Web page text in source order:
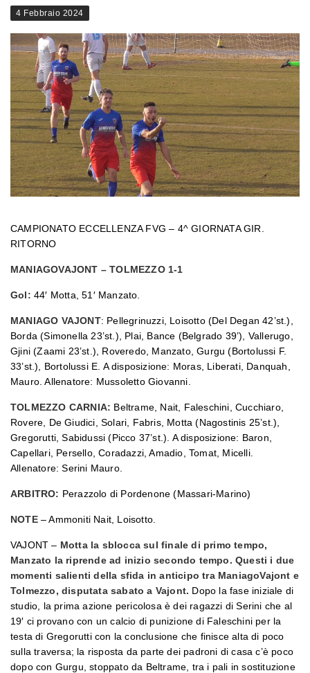
4 Febbraio 2024
CAMPIONATO ECCELLENZA FVG – 4^ GIORNATA GIR.
RITORNO
MANIAGOVAJONT – TOLMEZZO 1-1
Gol: 44′ Motta, 51′ Manzato.
MANIAGO VAJONT: Pellegrinuzzi, Loisotto (Del Degan 42’st.),
Borda (Simonella 23’st.), Plai, Bance (Belgrado 39’), Vallerugo,
Gjini (Zaami 23’st.), Roveredo, Manzato, Gurgu (Bortolussi F.
33’st.), Bortolussi E. A disposizione: Moras, Liberati, Danquah,
Mauro. Allenatore: Mussoletto Giovanni.
TOLMEZZO CARNIA: Beltrame, Nait, Faleschini, Cucchiaro,
Rovere, De Giudici, Solari, Fabris, Motta (Nagostinis 25’st.),
Gregorutti, Sabidussi (Picco 37’st.). A disposizione: Baron,
Capellari, Persello, Coradazzi, Amadio, Tomat, Micelli.
Allenatore: Serini Mauro.
ARBITRO: Perazzolo di Pordenone (Massari-Marino)
NOTE– Ammoniti Nait, Loisotto.
VAJONT – Motta la sblocca sul finale di primo tempo,
Manzato la riprende ad inizio secondo tempo. Questi i due
momenti salienti della sfida in anticipo tra ManiagoVajont e
Tolmezzo, disputata sabato a Vajont. Dopo la fase iniziale di
studio, la prima azione pericolosa è dei ragazzi di Serini che al
19′ ci provano con un calcio di punizione di Faleschini per la
testa di Gregorutti con la conclusione che finisce alta di poco
sulla traversa; la risposta da parte dei padroni di casa c’è poco
dopo con Gurgu, stoppato da Beltrame, tra i pali in sostituzione